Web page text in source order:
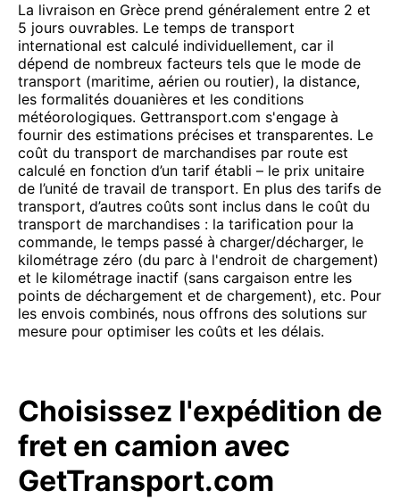
La livraison en Grèce prend généralement entre 2 et
5 jours ouvrables. Le temps de transport
international est calculé individuellement, car il
dépend de nombreux facteurs tels que le mode de
transport (maritime, aérien ou routier), la distance,
les formalités douanières et les conditions
météorologiques. Gettransport.com s'engage à
fournir des estimations précises et transparentes. Le
coût du transport de marchandises par route est
calculé en fonction d’un tarif établi – le prix unitaire
de l’unité de travail de transport. En plus des tarifs de
transport, d’autres coûts sont inclus dans le coût du
transport de marchandises : la tarification pour la
commande, le temps passé à charger/décharger, le
kilométrage zéro (du parc à l'endroit de chargement)
et le kilométrage inactif (sans cargaison entre les
points de déchargement et de chargement), etc. Pour
les envois combinés, nous offrons des solutions sur
mesure pour optimiser les coûts et les délais.
Choisissez l'expédition de
fret en camion avec
GetTransport.com